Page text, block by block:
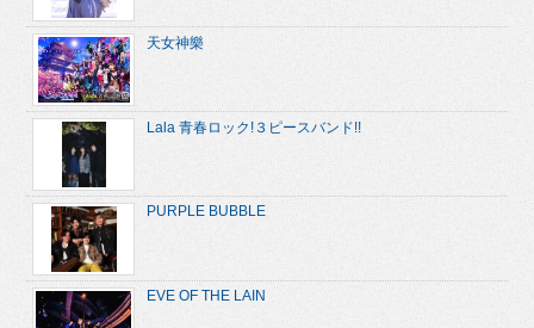
天女神樂
Lala 青春ロック!３ピースバンド!!
PURPLE BUBBLE
EVE OF THE LAIN